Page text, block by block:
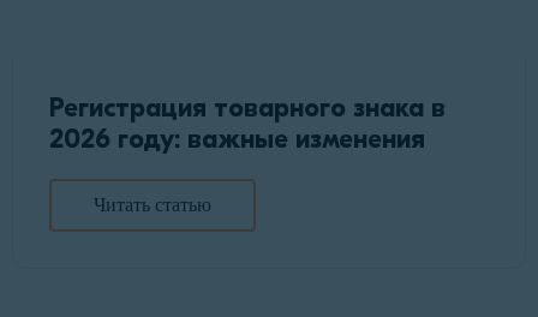
Регистрация товарного знака в
2026 году: важные изменения
Читать статью